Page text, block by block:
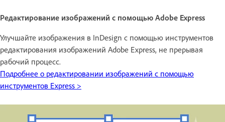
Редактирование изображений с помощью Adobe Express
Улучшайте изображения в InDesign с помощью инструментов
редактирования изображений Adobe Express, не прерывая
рабочий процесс.
Подробнее о редактировании изображений с помощью
инструментов Express >